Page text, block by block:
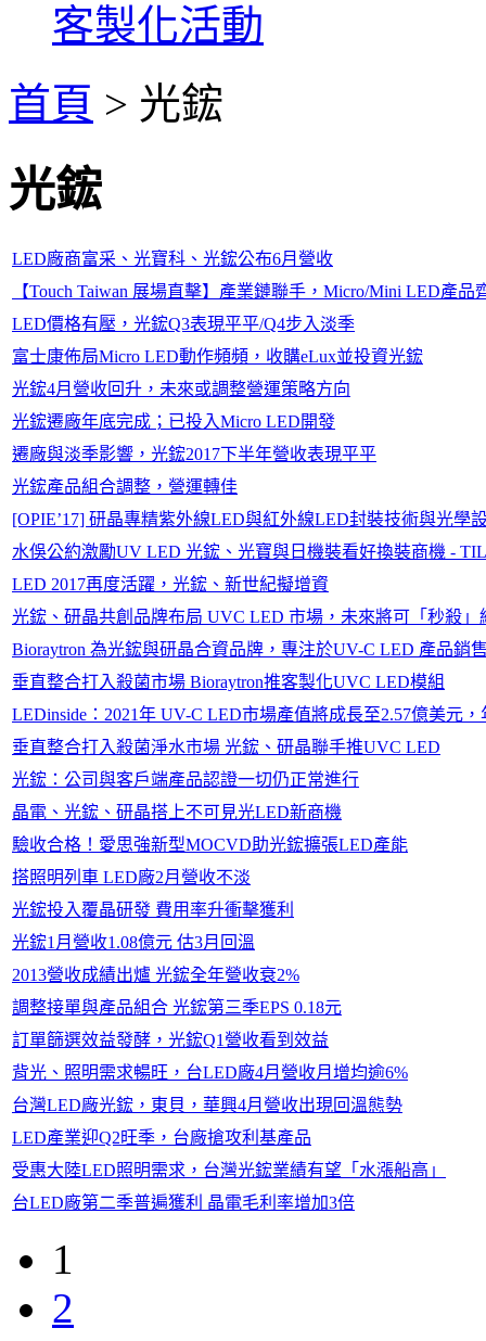
客製化活動
首頁 > 光鋐
光鋐
LED廠商富采、光寶科、光鋐公布6月營收
【Touch Taiwan 展場直擊】產業鏈聯手，Micro/Mini LED產品
LED價格有壓，光鋐Q3表現平平/Q4步入淡季
富士康佈局Micro LED動作頻頻，收購eLux並投資光鋐
光鋐4月營收回升，未來或調整營運策略方向
光鋐遷廠年底完成；已投入Micro LED開發
遷廠與淡季影響，光鋐2017下半年營收表現平平
光鋐產品組合調整，營運轉佳
[OPIE’17] 研晶專精紫外線LED與紅外線LED封裝技術與光學
水俁公約激勵UV LED 光鋐、光寶與日機裝看好換裝商機 -
LED 2017再度活躍，光鋐、新世紀擬增資
光鋐、研晶共創品牌布局 UVC LED 市場，未來將可「秒殺」
Bioraytron 為光鋐與研晶合資品牌，專注於UV-C LED 產品銷
垂直整合打入殺菌市場 Bioraytron推客製化UVC LED模組
LEDinside：2021年 UV-C LED市場產值將成長至2.57億美元
垂直整合打入殺菌淨水市場 光鋐、研晶聯手推UVC LED
光鋐：公司與客戶端產品認證一切仍正常進行
晶電、光鋐、研晶搭上不可見光LED新商機
驗收合格！愛思強新型MOCVD助光鋐擴張LED產能
搭照明列車 LED廠2月營收不淡
光鋐投入覆晶研發 費用率升衝擊獲利
光鋐1月營收1.08億元 估3月回溫
2013營收成績出爐 光鋐全年營收衰2%
調整接單與產品組合 光鋐第三季EPS 0.18元
訂單篩選效益發酵，光鋐Q1營收看到效益
背光、照明需求暢旺，台LED廠4月營收月增均逾6%
台灣LED廠光鋐，東貝，華興4月營收出現回溫態勢
LED產業迎Q2旺季，台廠搶攻利基產品
受惠大陸LED照明需求，台灣光鋐業績有望「水漲船高」
台LED廠第二季普遍獲利 晶電毛利率增加3倍
1
2